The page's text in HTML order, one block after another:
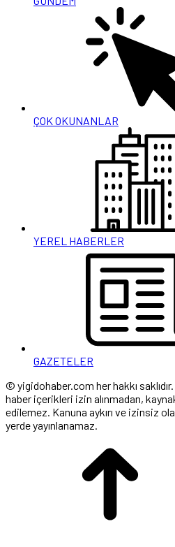
ÇOK OKUNANLAR
YEREL HABERLER
GAZETELER
© yigidohaber.com her hakkı
haber içerikleri izin alınmadan,
edilemez. Kanuna aykırı ve izinsiz
yerde yayınlanamaz.